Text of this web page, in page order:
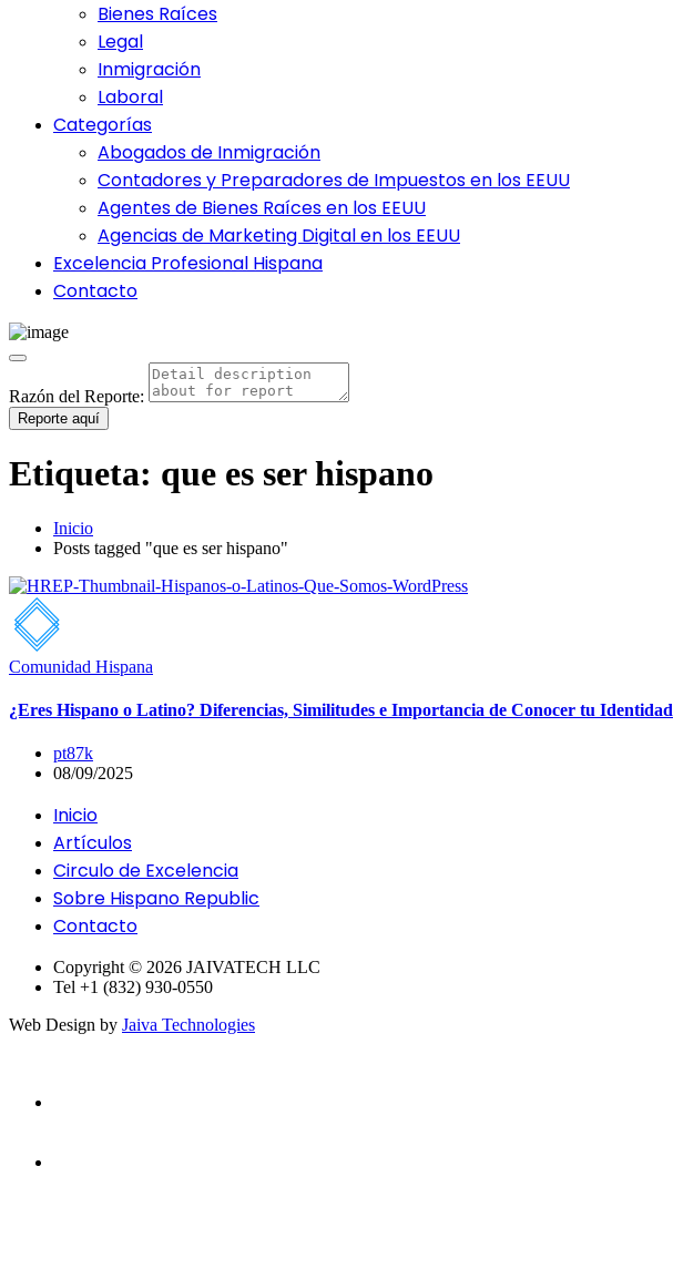
Bienes Raíces
Legal
Inmigración
Laboral
Categorías
Abogados de Inmigración
Contadores y Preparadores de Impuestos en los EEUU
Agentes de Bienes Raíces en los EEUU
Agencias de Marketing Digital en los EEUU
Excelencia Profesional Hispana
Contacto
Razón del Reporte:
Reporte aquí
Etiqueta: que es ser hispano
Inicio
Posts tagged "que es ser hispano"
Comunidad Hispana
¿Eres Hispano o Latino? Diferencias, Similitudes e Importancia de Conocer tu Identidad
pt87k
08/09/2025
Inicio
Artículos
Circulo de Excelencia
Sobre Hispano Republic
Contacto
Copyright © 2026 JAIVATECH LLC
Tel +1 (832) 930-0550
Web Design by Jaiva Technologies